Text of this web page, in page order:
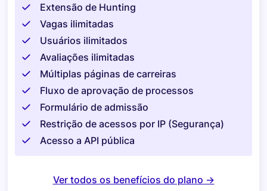
Extensão de Hunting
Vagas ilimitadas
Usuários ilimitados
Avaliações ilimitadas
Múltiplas páginas de carreiras
Fluxo de aprovação de processos
Formulário de admissão
Restrição de acessos por IP (Segurança)
Acesso a API pública
Ver todos os benefícios do plano ->